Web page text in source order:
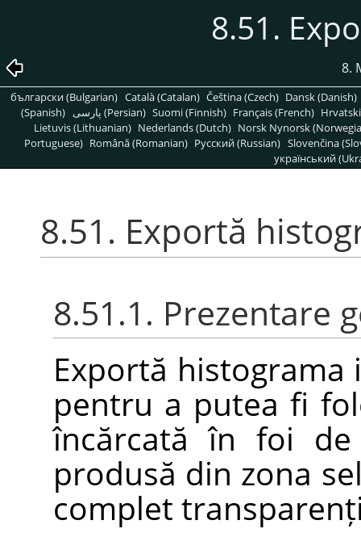
8.51.
8.
български (Bulgarian) Català (Catalan) Čeština (Czech) Dansk (Danish)
(Spanish)
پارسی (Persian) Suomi (Finnish) Français (French)
Lietuvis (Lithuanian) Nederlands (Dutch) Norsk Nynorsk
Portuguese) Română (Romanian) Pусский (Russian) Slovenčina
український
8.51. Exportă
8.51.1. Prezentare
Exportă
pentru a putea fi
încărcată în foi de
produsă din zona
complet